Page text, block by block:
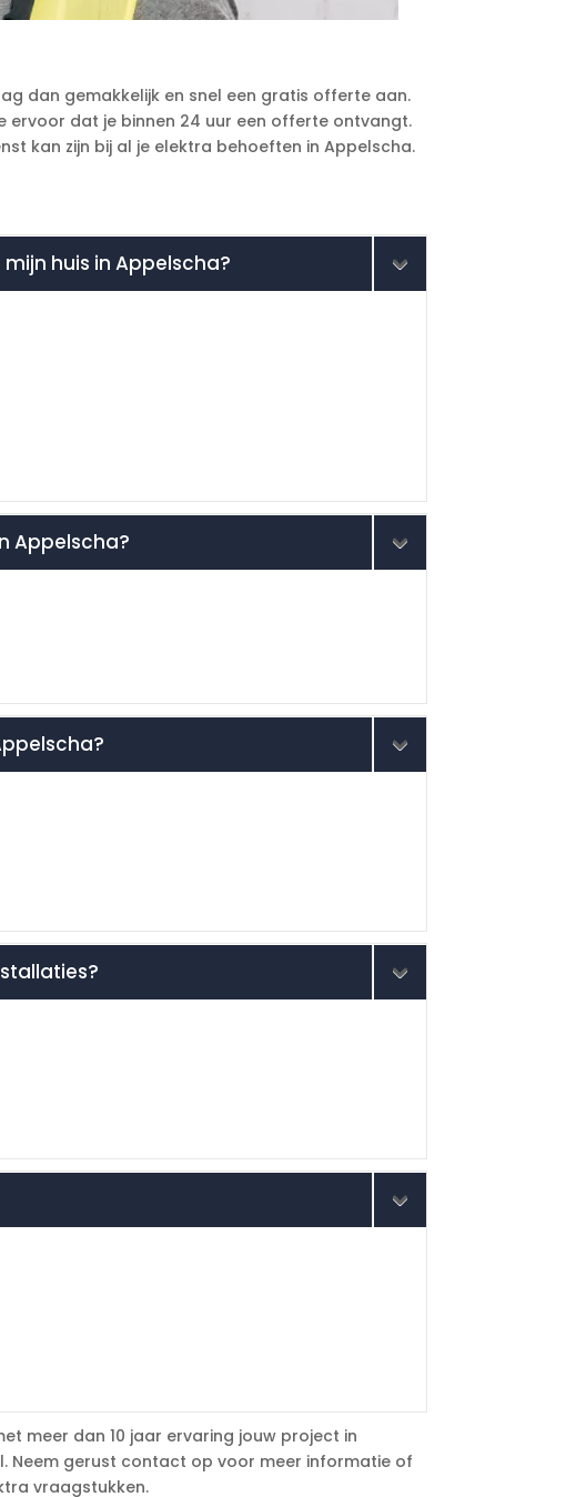
dan gemakkelijk en snel een gratis offerte aan.
ervoor dat je binnen 24 uur een offerte ontvangt.
kan zijn bij al je elektra behoeften in Appelscha.
huis in Appelscha?
Appelscha?
meer dan 10 jaar ervaring jouw project in
Neem gerust contact op voor meer informatie of
vraagstukken.